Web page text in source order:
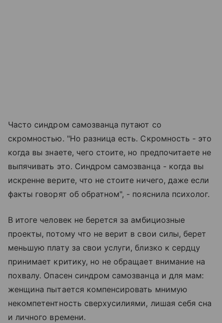
Часто синдром самозванца путают со
скромностью. "Но разница есть. Скромность - это
когда вы знаете, чего стоите, но предпочитаете не
выпячивать это. Синдром самозванца - когда вы
искренне верите, что не стоите ничего, даже если
факты говорят об обратном", - пояснила психолог.
В итоге человек не берется за амбициозные
проекты, потому что не верит в свои силы, берет
меньшую плату за свои услуги, близко к сердцу
принимает критику, но не обращает внимание на
похвалу. Опасен синдром самозванца и для мам:
женщина пытается компенсировать мнимую
некомпетентность сверхусилиями, лишая себя сна
и личного времени.